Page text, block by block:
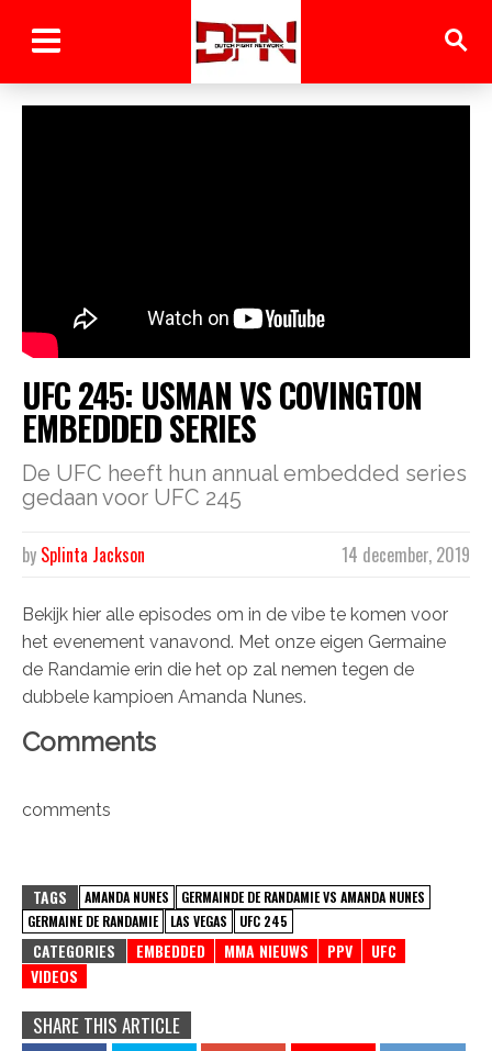
UFC 245: USMAN VS COVINGTON
EMBEDDED SERIES
De UFC heeft hun annual embedded series
gedaan voor UFC 245
14 december, 2019
by Splinta Jackson
Bekijk hier alle episodes om in de vibe te komen voor
het evenement vanavond. Met onze eigen Germaine
de Randamie erin die het op zal nemen tegen de
dubbele kampioen Amanda Nunes.
Comments
comments
TAGS AMANDA NUNES
GERMAINDE DE RANDAMIE VS AMANDA NUNES
GERMAINE DE RANDAMIE
LAS VEGAS UFC 245
CATEGORIES EMBEDDED MMA NIEUWS PPV
UFC
VIDEOS
SHARE THIS ARTICLE